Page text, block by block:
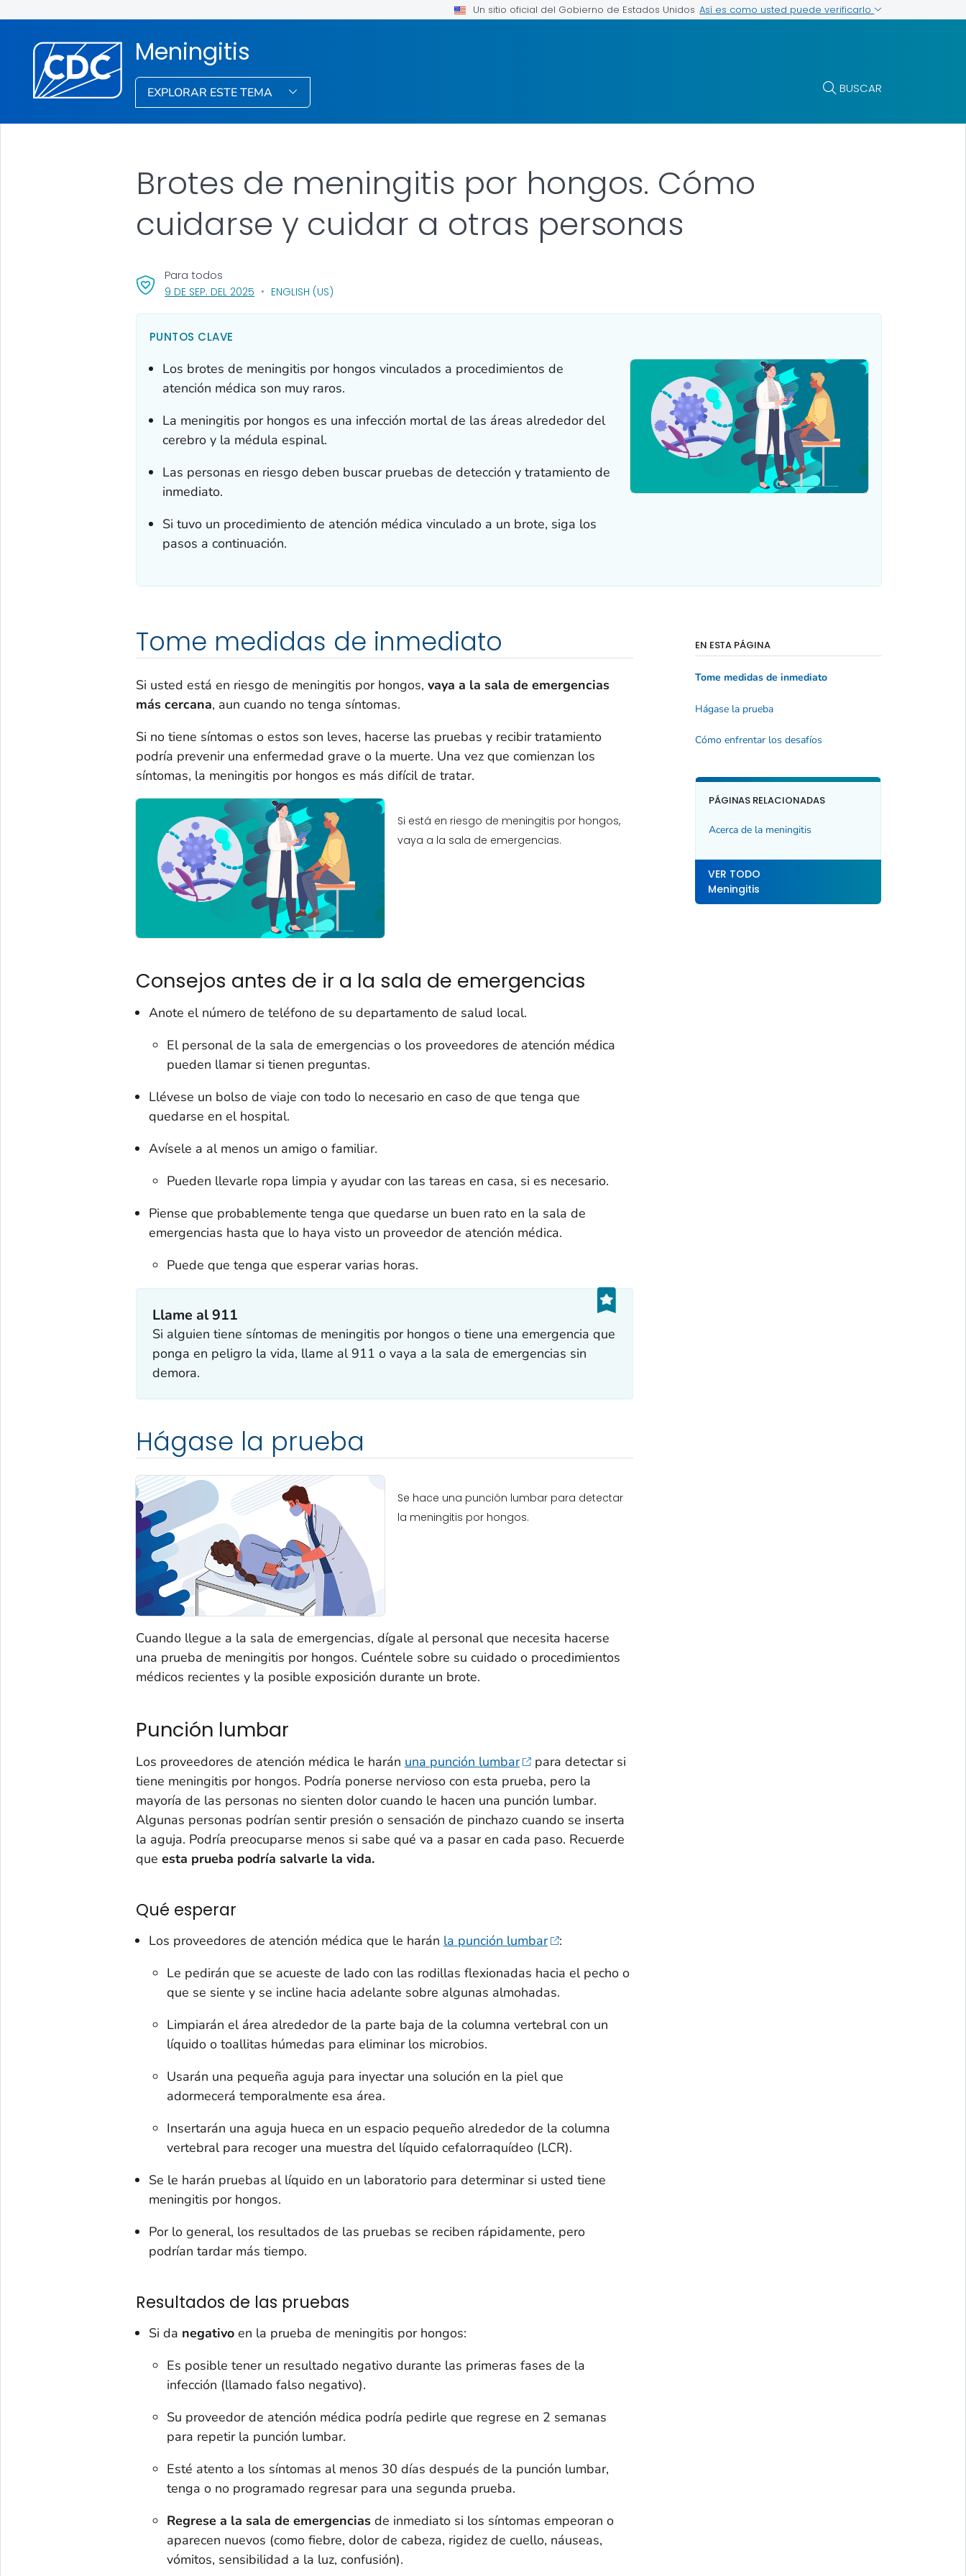
Un sitio oficial del Gobierno de Estados Unidos Así es como usted puede verificarlo
Meningitis
EXPLORAR ESTE TEMA BUSCAR
Brotes de meningitis por hongos. Cómo
cuidarse y cuidar a otras personas
9 DE SEP. DEL 2025, VISIT LINK FOR DETAILS.
ENGLISH (US)
Para todos
PUNTOS CLAVE
Los brotes de meningitis por hongos vinculados a procedimientos de
atención médica son muy raros.
La meningitis por hongos es una infección mortal de las áreas alrededor del
cerebro y la médula espinal.
Las personas en riesgo deben buscar pruebas de detección y tratamiento de
inmediato.
Si tuvo un procedimiento de atención médica vinculado a un brote, siga los
pasos a continuación.
Tome medidas de inmediato
Si usted está en riesgo de meningitis por hongos, vaya a la sala de emergencias
más cercana, aun cuando no tenga síntomas.
Si no tiene síntomas o estos son leves, hacerse las pruebas y recibir tratamiento
podría prevenir una enfermedad grave o la muerte. Una vez que comienzan los
síntomas, la meningitis por hongos es más difícil de tratar.
Si está en riesgo de meningitis por hongos,
vaya a la sala de emergencias.
Consejos antes de ir a la sala de emergencias
Anote el número de teléfono de su departamento de salud local.
El personal de la sala de emergencias o los proveedores de atención médica
pueden llamar si tienen preguntas.
Llévese un bolso de viaje con todo lo necesario en caso de que tenga que
quedarse en el hospital.
Avísele a al menos un amigo o familiar.
Pueden llevarle ropa limpia y ayudar con las tareas en casa, si es necesario.
Piense que probablemente tenga que quedarse un buen rato en la sala de
emergencias hasta que lo haya visto un proveedor de atención médica.
Puede que tenga que esperar varias horas.
Llame al 911
Si alguien tiene síntomas de meningitis por hongos o tiene una emergencia que
ponga en peligro la vida, llame al 911 o vaya a la sala de emergencias sin
demora.
Hágase la prueba
Se hace una punción lumbar para detectar
la meningitis por hongos.
Cuando llegue a la sala de emergencias, dígale al personal que necesita hacerse
una prueba de meningitis por hongos. Cuéntele sobre su cuidado o procedimientos
médicos recientes y la posible exposición durante un brote.
Punción lumbar
Los proveedores de atención médica le harán una punción lumbar
para detectar si
tiene meningitis por hongos. Podría ponerse nervioso con esta prueba, pero la
mayoría de las personas no sienten dolor cuando le hacen una punción lumbar.
Algunas personas podrían sentir presión o sensación de pinchazo cuando se inserta
la aguja. Podría preocuparse menos si sabe qué va a pasar en cada paso. Recuerde
que esta prueba podría salvarle la vida.
Qué esperar
Los proveedores de atención médica que le harán la punción lumbar
:
Le pedirán que se acueste de lado con las rodillas flexionadas hacia el pecho o
que se siente y se incline hacia adelante sobre algunas almohadas.
Limpiarán el área alrededor de la parte baja de la columna vertebral con un
líquido o toallitas húmedas para eliminar los microbios.
Usarán una pequeña aguja para inyectar una solución en la piel que
adormecerá temporalmente esa área.
Insertarán una aguja hueca en un espacio pequeño alrededor de la columna
vertebral para recoger una muestra del líquido cefalorraquídeo (LCR).
Se le harán pruebas al líquido en un laboratorio para determinar si usted tiene
meningitis por hongos.
Por lo general, los resultados de las pruebas se reciben rápidamente, pero
podrían tardar más tiempo.
Resultados de las pruebas
Si da negativo en la prueba de meningitis por hongos:
Es posible tener un resultado negativo durante las primeras fases de la
infección (llamado falso negativo).
Su proveedor de atención médica podría pedirle que regrese en 2 semanas
para repetir la punción lumbar.
Esté atento a los síntomas al menos 30 días después de la punción lumbar,
tenga o no programado regresar para una segunda prueba.
Regrese a la sala de emergencias de inmediato si los síntomas empeoran o
aparecen nuevos (como fiebre, dolor de cabeza, rigidez de cuello, náuseas,
vómitos, sensibilidad a la luz, confusión).
EN ESTA PÁGINA
Tome medidas de inmediato
Hágase la prueba
Cómo enfrentar los desafíos
PÁGINAS RELACIONADAS
Acerca de la meningitis
VER TODO
Meningitis